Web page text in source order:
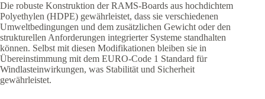
Die robuste Konstruktion der RAMS-Boards aus hochdichtem
Polyethylen (HDPE) gewährleistet, dass sie verschiedenen
Umweltbedingungen und dem zusätzlichen Gewicht oder den
strukturellen Anforderungen integrierter Systeme standhalten
können. Selbst mit diesen Modifikationen bleiben sie in
Übereinstimmung mit dem EURO-Code 1 Standard für
Windlasteinwirkungen, was Stabilität und Sicherheit
gewährleistet.